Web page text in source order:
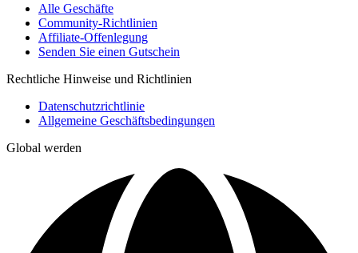
Alle Geschäfte
Community-Richtlinien
Affiliate-Offenlegung
Senden Sie einen Gutschein
Rechtliche Hinweise und Richtlinien
Datenschutzrichtlinie
Allgemeine Geschäftsbedingungen
Global werden